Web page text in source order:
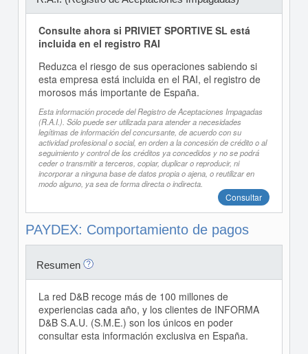
Consulte ahora si PRIVIET SPORTIVE SL está
incluida en el registro RAI
Reduzca el riesgo de sus operaciones sabiendo si
esta empresa está incluida en el RAI, el registro de
morosos más importante de España.
Esta información procede del Registro de Aceptaciones Impagadas
(R.A.I.). Sólo puede ser utilizada para atender a necesidades
legítimas de información del concursante, de acuerdo con su
actividad profesional o social, en orden a la concesión de crédito o al
seguimiento y control de los créditos ya concedidos y no se podrá
ceder o transmitir a terceros, copiar, duplicar o reproducir, ni
incorporar a ninguna base de datos propia o ajena, o reutilizar en
modo alguno, ya sea de forma directa o indirecta.
Consultar
PAYDEX: Comportamiento de pagos
Resumen
La red D&B recoge más de 100 millones de
experiencias cada año, y los clientes de INFORMA
D&B S.A.U. (S.M.E.) son los únicos en poder
consultar esta información exclusiva en España.